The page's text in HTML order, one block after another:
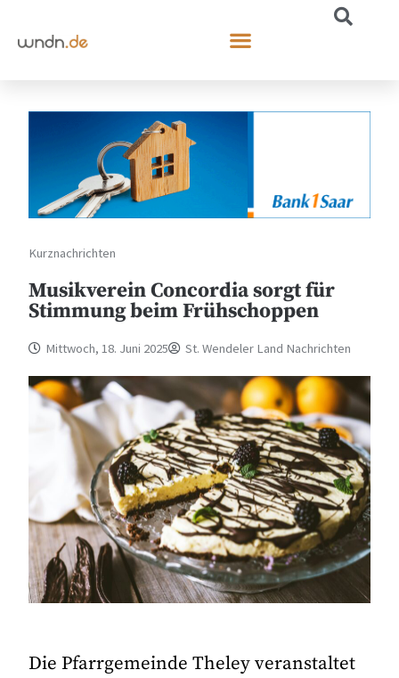
Kurznachrichten
Musikverein Concordia sorgt für
Stimmung beim Frühschoppen
Mittwoch, 18. Juni 2025 St. Wendeler Land Nachrichten
Die Pfarrgemeinde Theley veranstaltet